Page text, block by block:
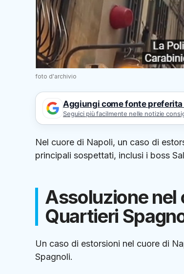
foto d'archivio
Aggiungi come fonte preferita
Seguici più facilmente nelle notizie
Nel cuore di Napoli, un caso di
principali sospettati, inclusi i boss
Assoluzione nel
Quartieri
Un caso di estorsioni nel cuore di
Spagnoli.